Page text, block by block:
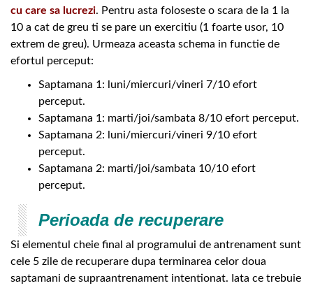
cu care sa lucrezi. Pentru asta foloseste o scara de la 1 la
10 a cat de greu ti se pare un exercitiu (1 foarte usor, 10
extrem de greu). Urmeaza aceasta schema in functie de
efortul perceput:
Saptamana 1: luni/miercuri/vineri 7/10 efort
perceput.
Saptamana 1: marti/joi/sambata 8/10 efort perceput.
Saptamana 2: luni/miercuri/vineri 9/10 efort
perceput.
Saptamana 2: marti/joi/sambata 10/10 efort
perceput.
Perioada de recuperare
Si elementul cheie final al programului de antrenament sunt
cele 5 zile de recuperare dupa terminarea celor doua
saptamani de supraantrenament intentionat. Iata ce trebuie